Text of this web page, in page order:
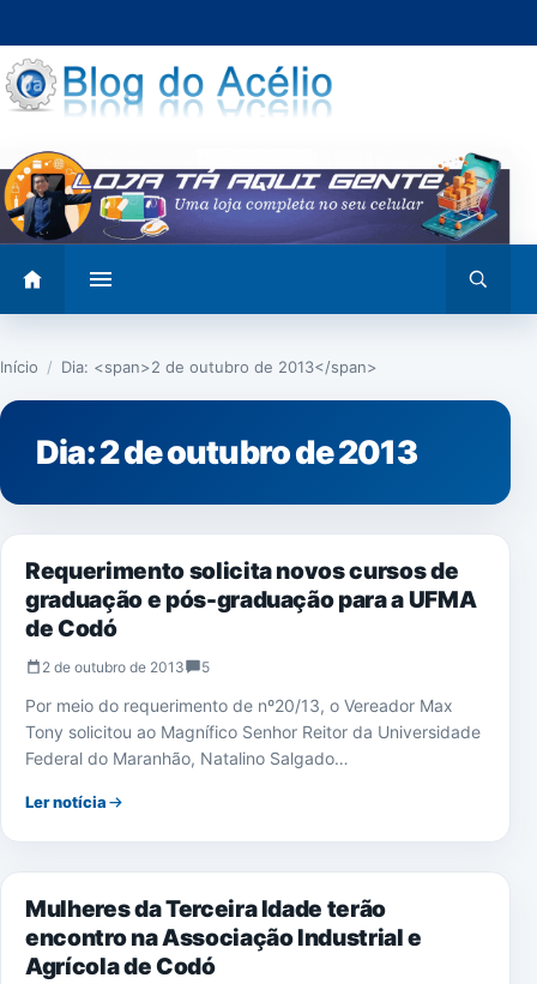
para
o
conteúdo
menu
busca
Início / Dia: <span>2 de outubro de 2013</span>
Dia:2 de outubro de 2013
EDUCAÇÃO
Requerimento solicita novos cursos de
graduação e pós-graduação para a UFMA
de Codó
2 de outubro de 2013 5
Por meio do requerimento de nº20/13, o Vereador Max
Tony solicitou ao Magnífico Senhor Reitor da Universidade
Federal do Maranhão, Natalino Salgado…
Ler notícia
NOTÍCIAS
Mulheres da Terceira Idade terão
encontro na Associação Industrial e
Agrícola de Codó